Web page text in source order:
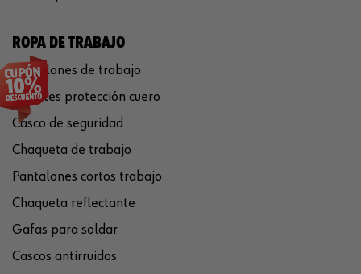
ROPA DE TRABAJO
Pantalones de trabajo
Guantes protección cuero
Casco de seguridad
Chaqueta de trabajo
Pantalones cortos trabajo
Chaqueta reflectante
Gafas para soldar
Cascos antirruidos